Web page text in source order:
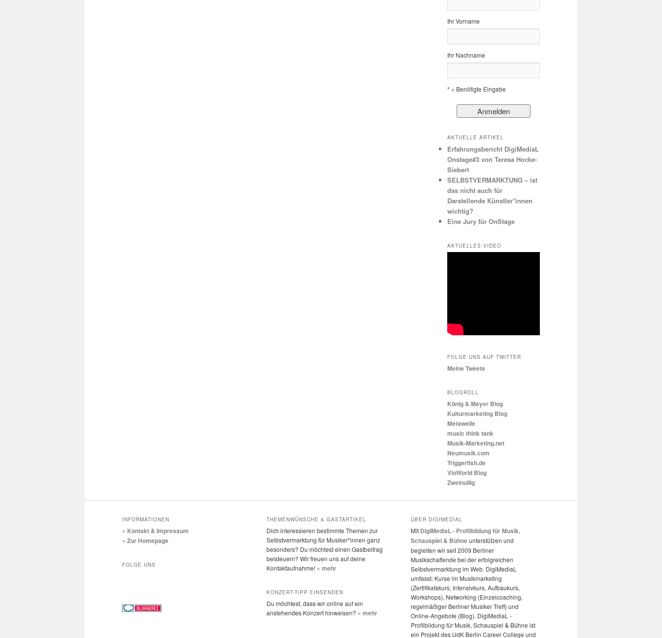
Ihr Vorname
Ihr Nachname
* = Benötigte Eingabe
AKTUELLE ARTIKEL
Erfahrungsbericht DigiMediaL
Onstage#3 von Teresa Hocke-
Siebert
SELBSTVERMARKTUNG – ist
das nicht auch für
Darstellende Künstler*innen
wichtig?
Eine Jury für OnStage
AKTUELLES VIDEO
FOLGE UNS AUF TWITTER
Meine Tweets
BLOGROLL
König & Meyer Blog
Kulturmarketing Blog
Metawelle
music think tank
Musik-Marketing.net
Neumusik.com
Triggerfish.de
VioWorld Blog
Zweinullig
INFORMATIONEN
» Kontakt & Impressum
» Zur Homepage
FOLGE UNS
THEMENWÜNSCHE & GASTARTIKEL
Dich interessieren bestimmte Themen zur
Selbstvermarktung für Musiker*innen ganz
besonders? Du möchtest einen Gastbeitrag
beisteuern? Wir freuen uns auf deine
Kontaktaufnahme! » mehr
KONZERT-TIPP EINSENDEN
Du möchtest, dass wir online auf ein
anstehendes Konzert hinweisen? » mehr
ÜBER DIGIMEDIAL
Mit DigiMediaL - Profilbildung für Musik,
Schauspiel & Bühneunterstützen und
begleiten wir seit 2009 Berliner
Musikschaffende bei der erfolgreichen
Selbstvermarktung im Web. DigiMediaL
umfasst: Kurse im Musikmarketing
(Zertifikatskurs, Intensivkurs, Aufbaukurs,
Workshops), Networking (Einzelcoaching,
regelmäßiger Berliner Musiker Treff) und
Online-Angebote (Blog). DigiMediaL -
Profilbildung für Musik, Schauspiel & Bühne ist
ein Projekt des UdK Berlin Career College und